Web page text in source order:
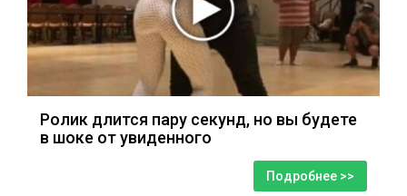
Ролик длится пару секунд, но вы будете
в шоке от увиденного
Подробнее >>